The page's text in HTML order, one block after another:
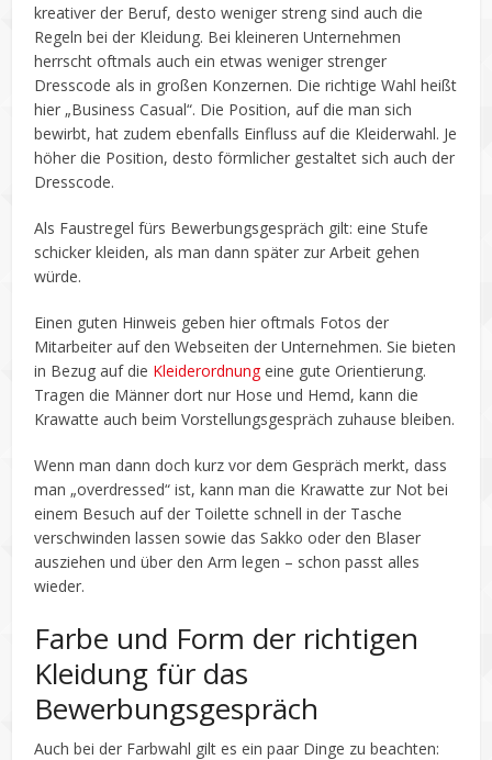
kreativer der Beruf, desto weniger streng sind auch die
Regeln bei der Kleidung. Bei kleineren Unternehmen
herrscht oftmals auch ein etwas weniger strenger
Dresscode als in großen Konzernen. Die richtige Wahl heißt
hier „Business Casual“. Die Position, auf die man sich
bewirbt, hat zudem ebenfalls Einfluss auf die Kleiderwahl. Je
höher die Position, desto förmlicher gestaltet sich auch der
Dresscode.
Als Faustregel fürs Bewerbungsgespräch gilt: eine Stufe
schicker kleiden, als man dann später zur Arbeit gehen
würde.
Einen guten Hinweis geben hier oftmals Fotos der
Mitarbeiter auf den Webseiten der Unternehmen. Sie bieten
in Bezug auf die Kleiderordnungeine gute Orientierung.
Tragen die Männer dort nur Hose und Hemd, kann die
Krawatte auch beim Vorstellungsgespräch zuhause bleiben.
Wenn man dann doch kurz vor dem Gespräch merkt, dass
man „overdressed“ ist, kann man die Krawatte zur Not bei
einem Besuch auf der Toilette schnell in der Tasche
verschwinden lassen sowie das Sakko oder den Blaser
ausziehen und über den Arm legen – schon passt alles
wieder.
Farbe und Form der richtigen
Kleidung für das
Bewerbungsgespräch
Auch bei der Farbwahl gilt es ein paar Dinge zu beachten: